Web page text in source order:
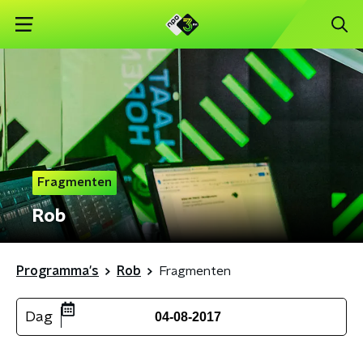
Fragmenten
Rob
Programma's Rob Fragmenten
Dag 04-08-2017